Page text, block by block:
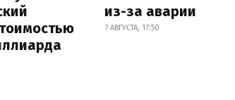
из-за аварии
7 АВГУСТА, 17:50